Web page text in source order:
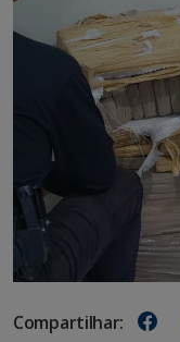
Compartilhar: